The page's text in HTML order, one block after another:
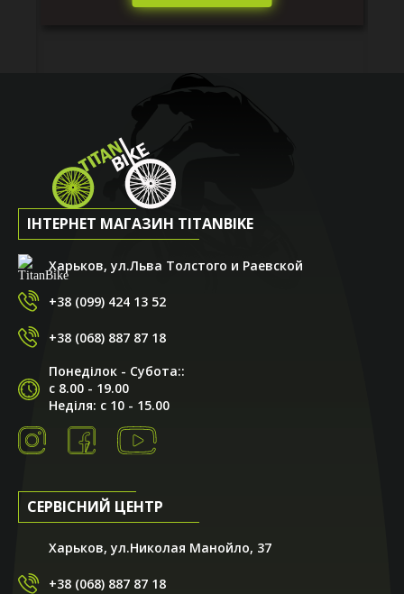
ІНТЕРНЕТ МАГАЗИН TITANBIKE
Харьков, ул.Льва Толстого и Раевской
+38 (099) 424 13 52
+38 (068) 887 87 18
Понеділок - Субота::
с 8.00 - 19.00
Неділя: с 10 - 15.00
СЕРВІСНИЙ ЦЕНТР
Харьков, ул.Николая Манойло, 37
+38 (068) 887 87 18